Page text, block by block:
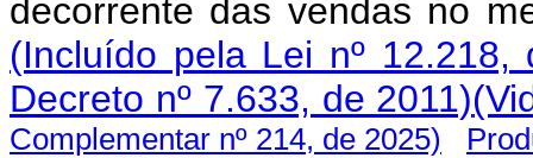
decorrente das vendas no
(Incluído pela Lei nº 12.218,
Decreto nº 7.633, de 2011)
Complementar nº 214, de 2025)